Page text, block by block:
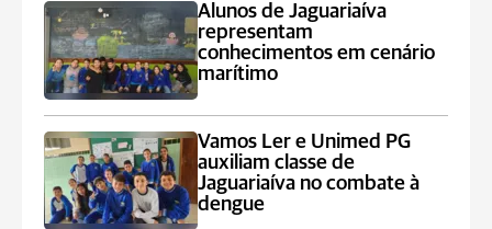
Alunos de Jaguariaíva
representam
conhecimentos em cenário
marítimo
Vamos Ler e Unimed PG
auxiliam classe de
Jaguariaíva no combate à
dengue